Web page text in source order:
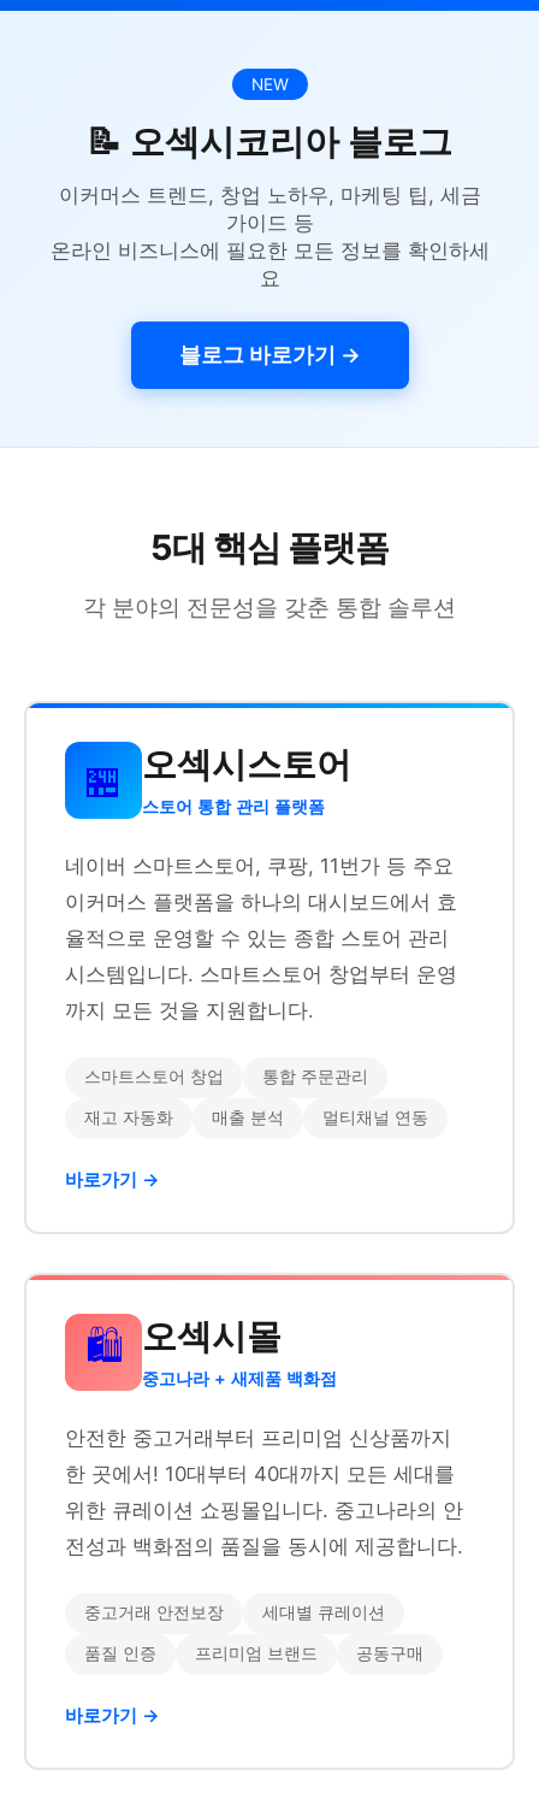
NEW
📝 오섹시코리아 블로그
이커머스 트렌드, 창업 노하우, 마케팅 팁, 세금
가이드 등
온라인 비즈니스에 필요한 모든 정보를 확인하세
요
블로그 바로가기 →
5대 핵심 플랫폼
각 분야의 전문성을 갖춘 통합 솔루션
🏪 오섹시스토어
스토어 통합 관리 플랫폼
네이버 스마트스토어, 쿠팡, 11번가 등 주요
이커머스 플랫폼을 하나의 대시보드에서 효
율적으로 운영할 수 있는 종합 스토어 관리
시스템입니다. 스마트스토어 창업부터 운영
까지 모든 것을 지원합니다.
스마트스토어 창업 통합 주문관리
재고 자동화 매출 분석 멀티채널 연동
바로가기 →
🛍️ 오섹시몰
중고나라 + 새제품 백화점
안전한 중고거래부터 프리미엄 신상품까지
한 곳에서! 10대부터 40대까지 모든 세대를
위한 큐레이션 쇼핑몰입니다. 중고나라의 안
전성과 백화점의 품질을 동시에 제공합니다.
중고거래 안전보장 세대별 큐레이션
품질 인증 프리미엄 브랜드 공동구매
바로가기 →